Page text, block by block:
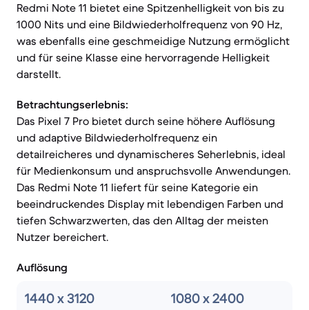
Redmi Note 11 bietet eine Spitzenhelligkeit von bis zu
1000 Nits und eine Bildwiederholfrequenz von 90 Hz,
was ebenfalls eine geschmeidige Nutzung ermöglicht
und für seine Klasse eine hervorragende Helligkeit
darstellt.
Betrachtungserlebnis:
Das Pixel 7 Pro bietet durch seine höhere Auflösung
und adaptive Bildwiederholfrequenz ein
detailreicheres und dynamischeres Seherlebnis, ideal
für Medienkonsum und anspruchsvolle Anwendungen.
Das Redmi Note 11 liefert für seine Kategorie ein
beeindruckendes Display mit lebendigen Farben und
tiefen Schwarzwerten, das den Alltag der meisten
Nutzer bereichert.
Auflösung
1440 x 3120 1080 x 2400